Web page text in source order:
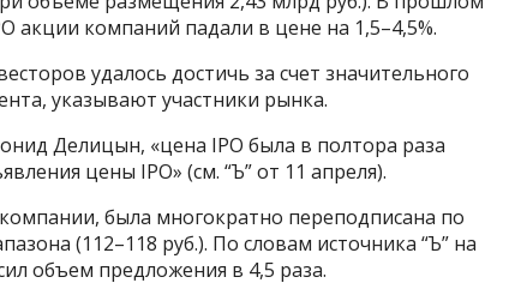
акции компаний падали в цене на 1,5–4,5%.
удалось достичь за счет значительного
указывают участники рынка.
Делицын, «цена IPO была в полтора раза
цены IPO» (см. “Ъ” от 11 апреля).
была многократно переподписана по
(112–118 руб.). По словам источника “Ъ” на
объем предложения в 4,5 раза.